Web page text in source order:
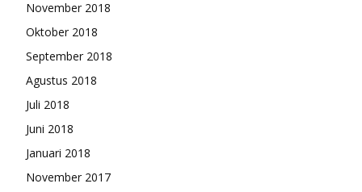
November 2018
Oktober 2018
September 2018
Agustus 2018
Juli 2018
Juni 2018
Januari 2018
November 2017